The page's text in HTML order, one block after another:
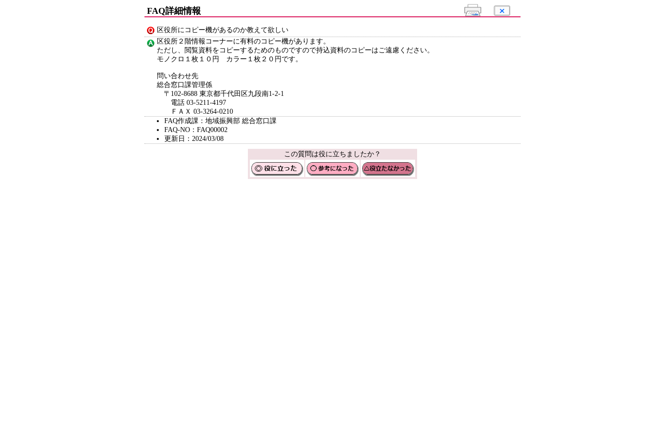
FAQ詳細情報
区役所にコピー機があるのか教えて欲しい
区役所２階情報コーナーに有料のコピー機があります。
ただし、閲覧資料をコピーするためのものですので持込資料のコピーはご遠慮ください。
モノクロ１枚１０円 カラー１枚２０円です。
問い合わせ先
総合窓口課管理係
〒102-8688 東京都千代田区九段南1-2-1
電話 03-5211-4197
ＦＡＸ 03-3264-0210
FAQ作成課：地域振興部 総合窓口課
FAQ-NO：FAQ00002
更新日：2024/03/08
この質問は役に立ちましたか？